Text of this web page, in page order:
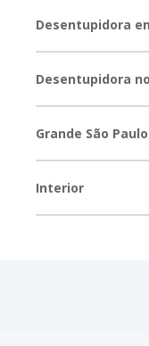
Desentupidora
Desentupidora
Grande São Paulo
Interior